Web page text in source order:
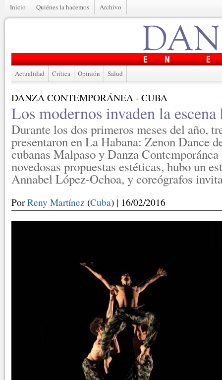
Inicio Quiénes la hacemos Archivo
Actualidad Crítica Opinión Salud
DANZA CONTEMPORÁNEA - CUBA
Los modernos invaden la escena
Durante los dos primeros meses del año,
presentaron en La Habana: Zenon Dance
cubanas Malpaso y Danza
novedosas propuestas estéticas, hubo un
Annabel López-Ochoa, y coreógrafos
PorReny Martínez (Cuba) | 16/02/2016